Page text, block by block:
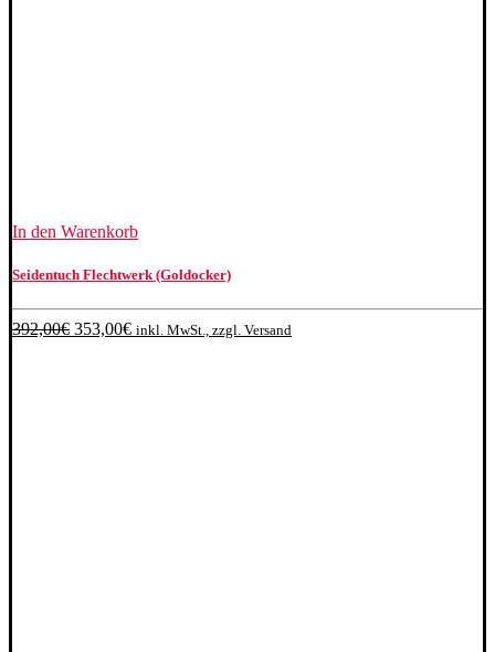
In den Warenkorb
Seidentuch Flechtwerk (Goldocker)
392,00€ Ursprünglicher
353,00€Aktueller
inkl. MwSt., zzgl. Versand